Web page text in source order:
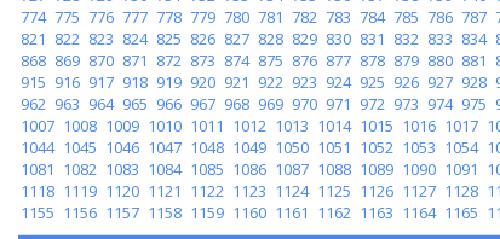
774 775 776 777 778 779 780 781 782 783 784 785 786 787
821 822 823 824 825 826 827 828 829 830 831 832 833 834
868 869 870 871 872 873 874 875 876 877 878 879 880 881
915 916 917 918 919 920 921 922 923 924 925 926 927 928
962 963 964 965 966 967 968 969 970 971 972 973 974 975
1007 1008 1009 1010 1011 1012 1013 1014 1015 1016 1017
1044 1045 1046 1047 1048 1049 1050 1051 1052 1053 1054
1081 1082 1083 1084 1085 1086 1087 1088 1089 1090 1091
1118 1119 1120 1121 1122 1123 1124 1125 1126 1127 1128
1155 1156 1157 1158 1159 1160 1161 1162 1163 1164 1165